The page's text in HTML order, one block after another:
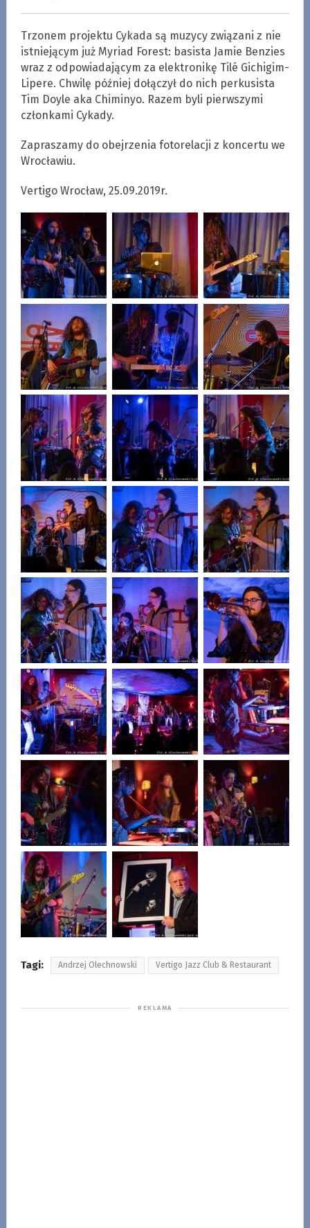
Trzonem projektu Cykada są muzycy związani z nie
istniejącym już Myriad Forest: basista Jamie Benzies
wraz z odpowiadającym za elektronikę Tilé Gichigim-
Lipere. Chwilę później dołączył do nich perkusista
Tim Doyle aka Chiminyo. Razem byli pierwszymi
członkami Cykady.
Zapraszamy do obejrzenia fotorelacji z koncertu we
Wrocławiu.
Vertigo Wrocław, 25.09.2019r.
Tagi: Andrzej Olechnowski Vertigo Jazz Club & Restaurant